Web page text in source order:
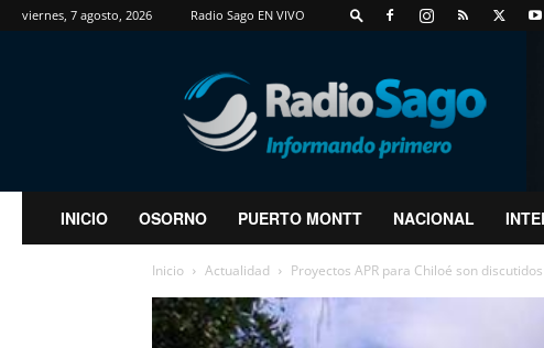
viernes, 7 agosto, 2026 Radio Sago EN VIVO
RadioSago
INICIO OSORNO PUERTO MONTT NACIONAL
Inicio Actualidad Proyectos APR para Chiloé son